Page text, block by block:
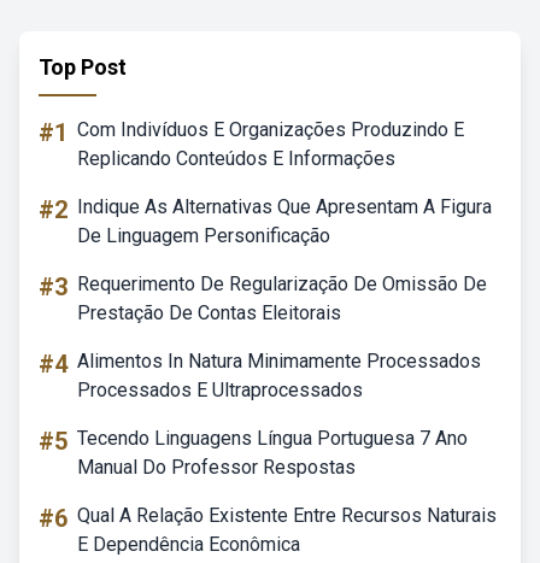
Top Post
#1 Com Indivíduos E Organizações Produzindo E
Replicando Conteúdos E Informações
#2 Indique As Alternativas Que Apresentam A Figura
De Linguagem Personificação
#3 Requerimento De Regularização De Omissão De
Prestação De Contas Eleitorais
#4 Alimentos In Natura Minimamente Processados
Processados E Ultraprocessados
#5 Tecendo Linguagens Língua Portuguesa 7 Ano
Manual Do Professor Respostas
#6 Qual A Relação Existente Entre Recursos Naturais
E Dependência Econômica